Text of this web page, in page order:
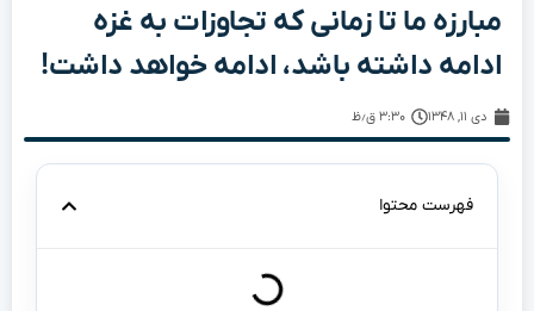
مبارزه‌ ما تا زمانی که تجاوزات به غزه
ادامه داشته باشد، ادامه خواهد داشت!
دی ۱۱, ۱۳۴۸ ۳:۳۰ ق٫ظ
فهرست محتوا